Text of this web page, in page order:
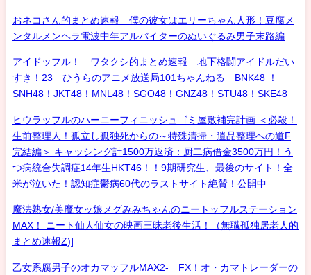
おネコさん的まとめ速報 僕の彼女はエリーちゃん人形！豆腐メ
ンタルメンヘラ電波中年アルバイターのぬいぐるみ男子末路編
アイドッフル！ ワタクシ的まとめ速報 地下格闘アイドルだい
すき！23 ひうらのアニメ放送局101ちゃんねる BNK48 ！
SNH48！JKT48！MNL48！SGO48！GNZ48！STU48！SKE48
ヒウラッフルのハーニーフィニッシュゴミ屋敷補完計画 ＜必殺！
生前整理人！孤立し孤独死からの～特殊清掃・遺品整理への道F
完結編＞ キャッシング計1500万返済：厨二病借金3500万円！う
つ病統合失調症14年生HKT46！！9期研究生、最後のサイト！全
米が泣いた！認知症鬱病60代のラストサイト絶賛！公開中
魔法熟女/美魔女ッ娘メグみみちゃんのニートッフルステーション
MAX！ ニート仙人仙女の映画三昧老後生活！（無職孤独居老人的
まとめ速報Z)]
乙女系腐男子のオカマッフルMAX2- FX！オ・カマトレーダーの